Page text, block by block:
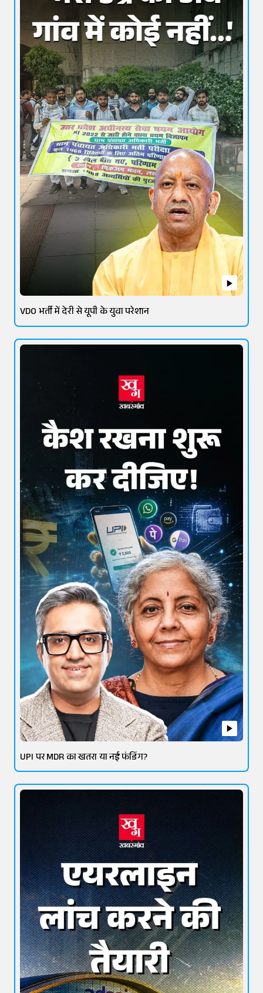
VDO भर्ती में देरी से यूपी के युवा परेशान
UPI पर MDR का खतरा या नई फंडिंग?